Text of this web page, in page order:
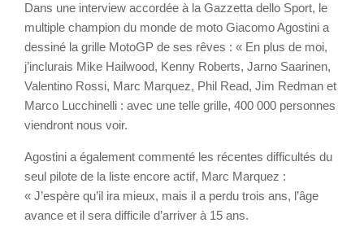
Dans une interview accordée à la Gazzetta dello Sport, le
multiple champion du monde de moto Giacomo Agostini a
dessiné la grille MotoGP de ses rêves : « En plus de moi,
j’inclurais Mike Hailwood, Kenny Roberts, Jarno Saarinen,
Valentino Rossi, Marc Marquez, Phil Read, Jim Redman et
Marco Lucchinelli : avec une telle grille, 400 000 personnes
viendront nous voir.
Agostini a également commenté les récentes difficultés du
seul pilote de la liste encore actif, Marc Marquez :
« J’espère qu’il ira mieux, mais il a perdu trois ans, l’âge
avance et il sera difficile d’arriver à 15 ans.